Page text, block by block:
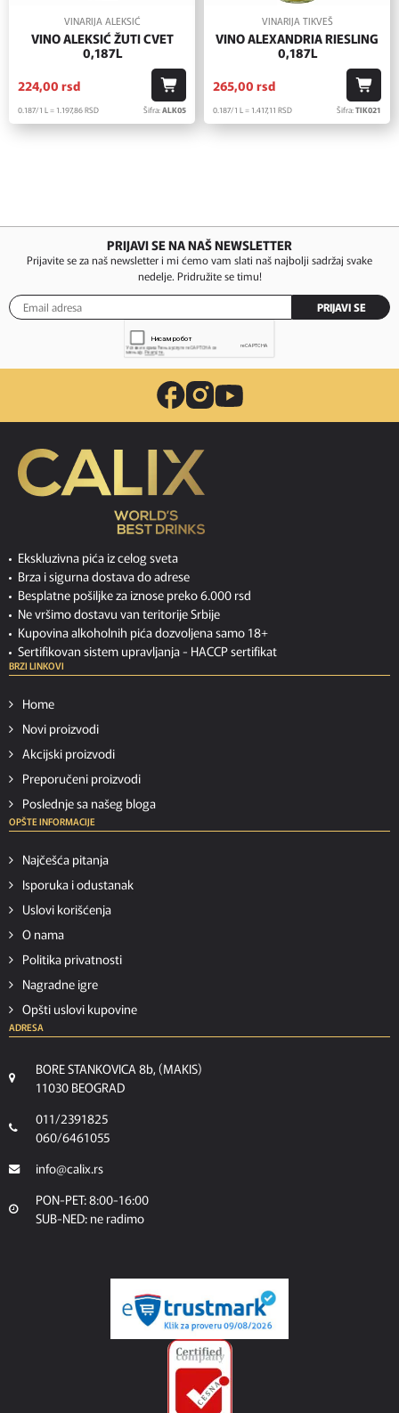
VINARIJA ALEKSIĆ
VINO ALEKSIĆ ŽUTI CVET
0,187L
224,00 rsd
0.187/1 L = 1.197,86RSD Šifra:ALK05
VINARIJA TIKVEŠ
VINO ALEXANDRIA RIESLING
0,187L
265,00 rsd
0.187/1 L = 1.417,11 RSD Šifra:TIK021
PRIJAVI SE NA NAŠ NEWSLETTER
Prijavite se za naš newsletter i mi ćemo vam slati naš najbolji sadržaj svake
nedelje. Pridružite se timu!
PRIJAVI SE
Ekskluzivna pića iz celog sveta
Brza i sigurna dostava do adrese
Besplatne pošiljke za iznose preko 6.000 rsd
Ne vršimo dostavu van teritorije Srbije
Kupovina alkoholnih pića dozvoljena samo 18+
Sertifikovan sistem upravljanja - HACCP sertifikat
BRZI LINKOVI
Home
Novi proizvodi
Akcijski proizvodi
Preporučeni proizvodi
Poslednje sa našeg bloga
OPŠTE INFORMACIJE
Najčešća pitanja
Isporuka i odustanak
Uslovi korišćenja
O nama
Politika privatnosti
Nagradne igre
Opšti uslovi kupovine
ADRESA
BORE STANKOVICA 8b, (MAKIS)
11030 BEOGRAD
011/2391825
060/6461055
info@calix.rs
PON-PET: 8:00-16:00
SUB-NED: ne radimo